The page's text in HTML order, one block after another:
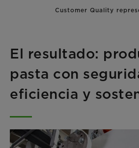
Customer Quality
El resultado:
pasta con
eficiencia y